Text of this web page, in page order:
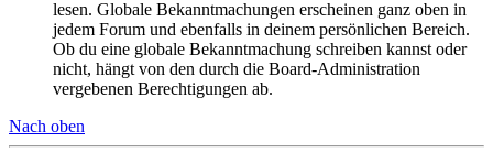
lesen. Globale Bekanntmachungen erscheinen ganz oben in
jedem Forum und ebenfalls in deinem persönlichen Bereich.
Ob du eine globale Bekanntmachung schreiben kannst oder
nicht, hängt von den durch die Board-Administration
vergebenen Berechtigungen ab.
Nach oben